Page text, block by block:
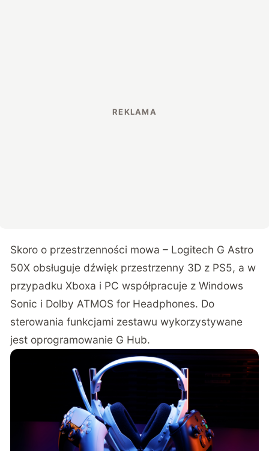
Skoro o przestrzenności mowa – Logitech G Astro
50X obsługuje dźwięk przestrzenny 3D z PS5, a w
przypadku Xboxa i PC współpracuje z Windows
Sonic i Dolby ATMOS for Headphones. Do
sterowania funkcjami zestawu wykorzystywane
jest oprogramowanie G Hub.